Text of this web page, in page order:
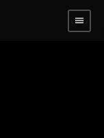
menu